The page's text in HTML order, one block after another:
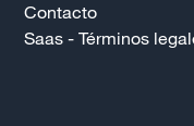
Contacto
Saas - Términos